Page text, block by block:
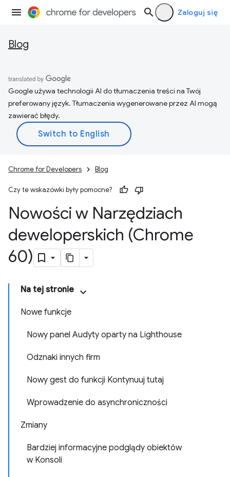
Zaloguj się
Blog
Google używa technologii AI do tłumaczenia treści na Twój
preferowany język. Tłumaczenia wygenerowane przez AI mogą
zawierać błędy.
Chrome for Developers Blog
Czy te wskazówki były pomocne?
Nowości w Narzędziach
deweloperskich (Chrome
60)
Na tej stronie
Nowe funkcje
Nowy panel Audyty oparty na Lighthouse
Odznaki innych firm
Nowy gest do funkcji Kontynuuj tutaj
Wprowadzenie do asynchroniczności
Zmiany
Bardziej informacyjne podglądy obiektów
w Konsoli